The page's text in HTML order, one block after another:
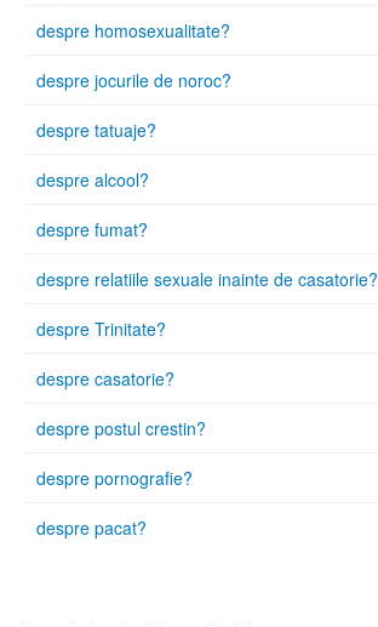
despre homosexualitate?
despre jocurile de noroc?
despre tatuaje?
despre alcool?
despre fumat?
despre relatiile sexuale inainte de casatorie?
despre Trinitate?
despre casatorie?
despre postul crestin?
despre pornografie?
despre pacat?